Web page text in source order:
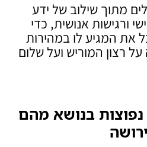
מתוך שילוב של ידע
ורגישות אנושית, כדי
את המגיע לו במהירות
רצון המוריש ועל שלום
בנושא מהם